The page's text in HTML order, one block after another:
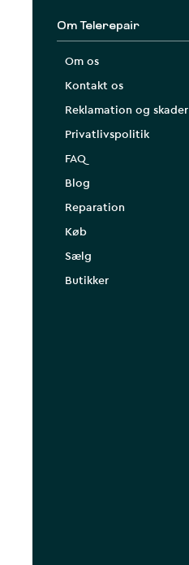
Om Telerepair
Om os
Kontakt os
Reklamation og skader
Privatlivspolitik
FAQ
Blog
Reparation
Køb
Sælg
Butikker